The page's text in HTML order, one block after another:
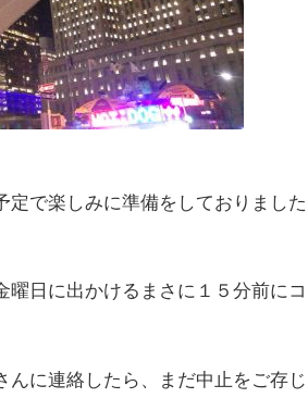
で楽しみに準備をしておりました
日に出かけるまさに１５分前にコ
に連絡したら、まだ中止をご存じ